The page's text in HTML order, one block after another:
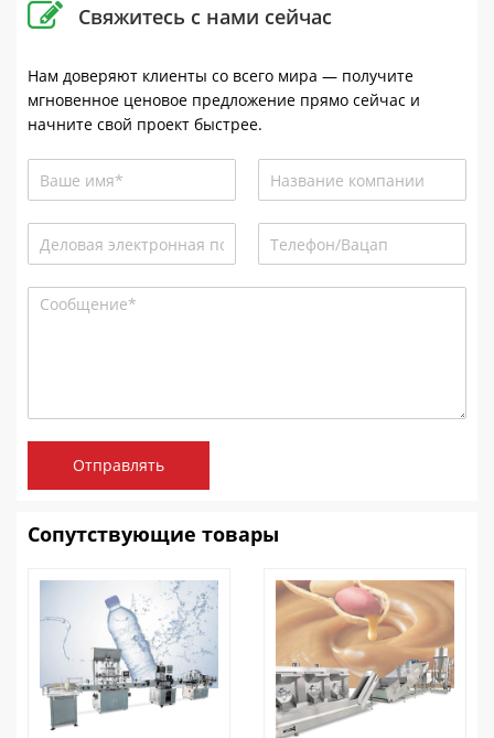
Свяжитесь с нами сейчас
Нам доверяют клиенты со всего мира — получите
мгновенное ценовое предложение прямо сейчас и
начните свой проект быстрее.
Отправлять
Сопутствующие товары